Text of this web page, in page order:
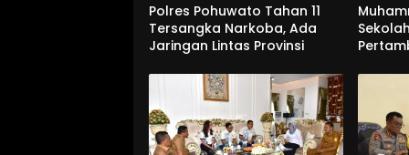
Polres Pohuwato Tahan 11
Tersangka Narkoba, Ada
Jaringan Lintas Provinsi